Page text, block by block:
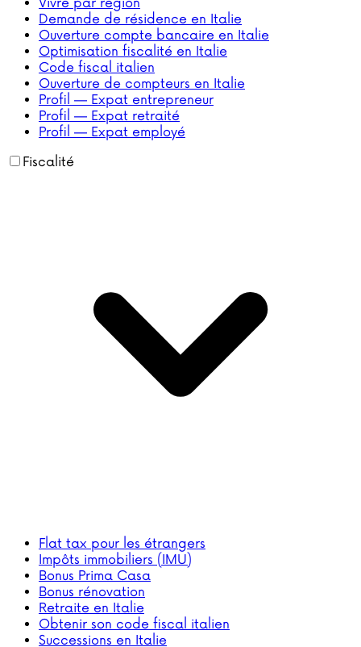
Vivre par région
Demande de résidence en Italie
Ouverture compte bancaire en Italie
Optimisation fiscalité en Italie
Code fiscal italien
Ouverture de compteurs en Italie
Profil — Expat entrepreneur
Profil — Expat retraité
Profil — Expat employé
Fiscalité
Flat tax pour les étrangers
Impôts immobiliers (IMU)
Bonus Prima Casa
Bonus rénovation
Retraite en Italie
Obtenir son code fiscal italien
Successions en Italie